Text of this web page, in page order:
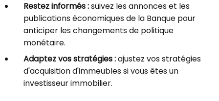
Restez informés :suivez les annonces et les
publications économiques de la Banque pour
anticiper les changements de politique
monétaire.
Adaptez vos stratégies :ajustez vos stratégies
d'acquisition d'immeubles si vous êtes un
investisseur immobilier.